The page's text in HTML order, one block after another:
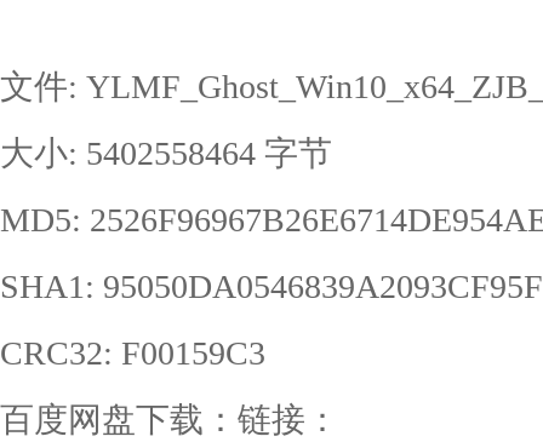
文件:
大小: 5402558464 字节
MD5:
SHA1:
CRC32: F00159C3
百度网盘下载：链接：